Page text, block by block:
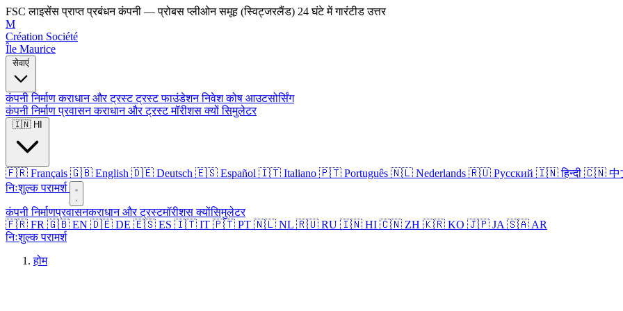
FSC लाइसेंस प्राप्त प्रबंधन कंपनी — प्रोबस प्लीओन समूह (स्विट्जरलैंड) 24 घंटे में गारंटीड उत्तर
M
Création Société
Île Maurice
कंपनी निर्माणकराधान और ट्रस्टट्रस्टफाउंडेशननिवेश कोष आउटसोर्सिंग
कंपनी निर्माणप्रवासनकराधान और ट्रस्टमॉरीशस क्योंसिमुलेटर
🇫🇷 Français 🇬🇧 English 🇩🇪 Deutsch 🇪🇸 Español 🇮🇹 Italiano 🇵🇹 Português 🇳🇱 Nederlands 🇷🇺 Русский 🇮🇳 हिन्दी 🇨🇳 中
निःशुल्क परामर्श
कंपनी निर्माणप्रवासनकराधान और ट्रस्टमॉरीशस क्योंसिमुलेटर
🇫🇷 FR 🇬🇧 EN 🇩🇪 DE 🇪🇸 ES 🇮🇹 IT 🇵🇹 PT 🇳🇱 NL 🇷🇺 RU 🇮🇳 HI 🇨🇳 ZH 🇰🇷 KO 🇯🇵 JA 🇸🇦 AR
निःशुल्क परामर्श
होम